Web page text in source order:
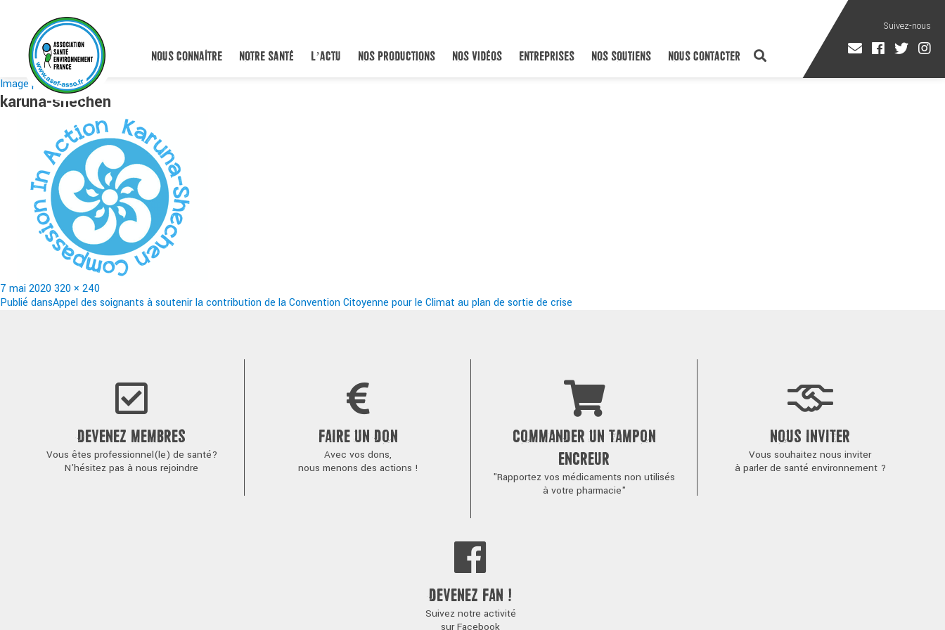
NOUS CONNAÎTRE NOTRE SANTÉ L’ACTU NOS PRODUCTIONS NOS VIDÉOS ENTREPRISES NOS SOUTIENS NOUS CONTACTER
Image précédente
karuna-shechen
Publié
le
7 mai 2020Taille
réelle
320 × 240
Navigation
Publié dansAppel des soignants à soutenir la contribution de la Convention Citoyenne pour le Climat au plan de sortie de crise
DEVENEZ MEMBRES
Vous êtes professionnel(le) de santé?
N'hésitez pas à nous rejoindre
FAIRE UN DON
Avec vos dons,
nous menons des actions !
COMMANDER UN TAMPON
ENCREUR
"Rapportez vos médicaments non utilisés
à votre pharmacie"
NOUS INVITER
Vous souhaitez nous inviter
à parler de santé environnement ?
DEVENEZ FAN !
Suivez notre activité
sur Facebook